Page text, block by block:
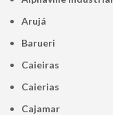
Arujá
Barueri
Caieiras
Caierias
Cajamar